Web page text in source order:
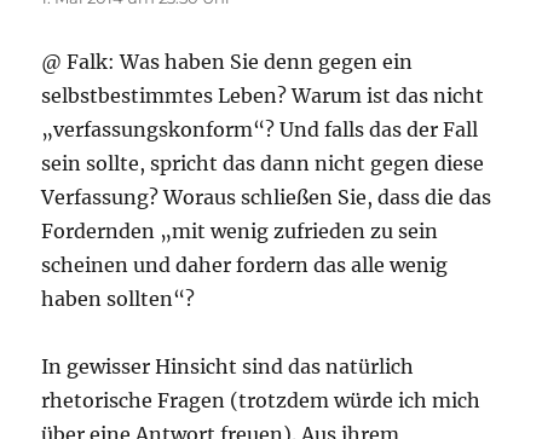
@ Falk: Was haben Sie denn gegen ein
selbstbestimmtes Leben? Warum ist das nicht
„verfassungskonform“? Und falls das der Fall
sein sollte, spricht das dann nicht gegen diese
Verfassung? Woraus schließen Sie, dass die das
Fordernden „mit wenig zufrieden zu sein
scheinen und daher fordern das alle wenig
haben sollten“?
In gewisser Hinsicht sind das natürlich
rhetorische Fragen (trotzdem würde ich mich
über eine Antwort freuen). Aus ihrem